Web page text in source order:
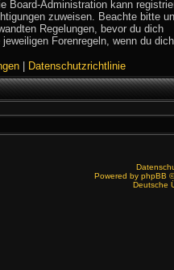
Board-Administration kann
zuweisen. Beachte bitte
Regelungen, bevor du dich
Forenregeln, wenn du
Datenschutzrichtlinie
Powered by phpBB
Deutsche